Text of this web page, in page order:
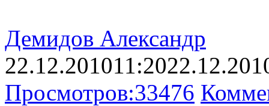
Демидов Александр
22.12.201011:20
Просмотров:33476